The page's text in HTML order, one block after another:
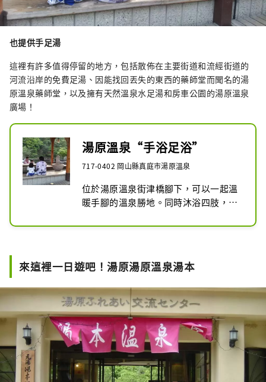
也提供手足湯
這裡有許多值得停留的地方，包括散佈在主要街道和流經街道的
河流沿岸的免費足湯、因能找回丟失的東西的藥師堂而聞名的湯
原溫泉藥師堂，以及擁有天然溫泉水足湯和房車公園的湯原溫泉
廣場！
湯原溫泉“手浴足浴”
717-0402 岡山縣真庭市湯原溫泉
位於湯原溫泉街津橋腳下，可以一起溫
暖手腳的溫泉勝地。同時沐浴四肢，可
來這裡一日遊吧！湯原湯原溫泉湯本